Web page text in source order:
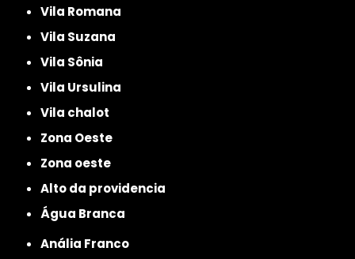
Vila Romana
Vila Suzana
Vila Sônia
Vila Ursulina
Vila chalot
Zona Oeste
Zona oeste
alto da providencia
Água Branca
Anália Franco